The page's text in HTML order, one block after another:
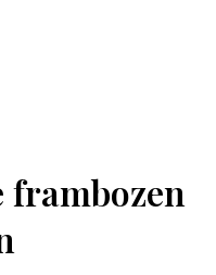
frambozen